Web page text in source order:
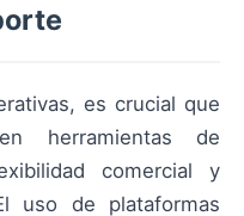
es crucial que
herramientas de
comercial y
uso de plataformas